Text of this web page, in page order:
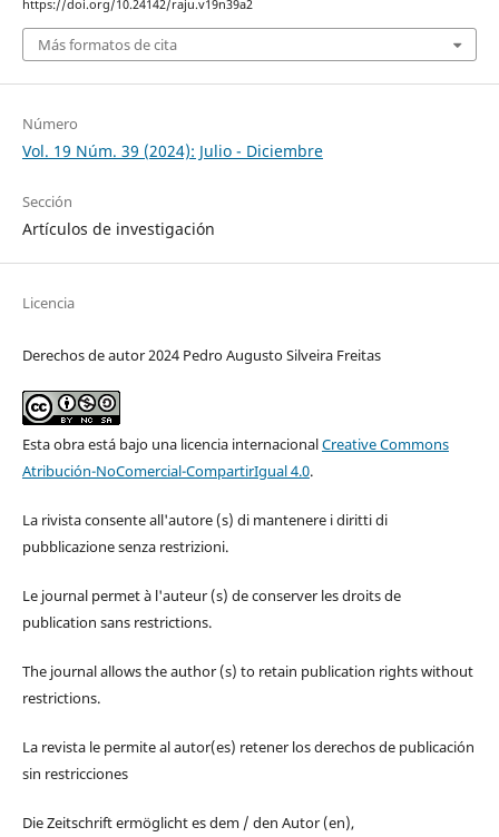
https://doi.org/10.24142/raju.v19n39a2
Más formatos de cita
Número
Vol. 19 Núm. 39 (2024): Julio - Diciembre
Sección
Artículos de investigación
Licencia
Derechos de autor 2024 Pedro Augusto Silveira Freitas
Esta obra está bajo una licencia internacionalCreative Commons
Atribución-NoComercial-CompartirIgual 4.0.
La rivista consente all'autore (s) di mantenere i diritti di
pubblicazione senza restrizioni.
Le journal permet à l'auteur (s) de conserver les droits de
publication sans restrictions.
The journal allows the author (s) to retain publication rights without
restrictions.
La revista le permite al autor(es) retener los derechos de publicación
sin restricciones
Die Zeitschrift ermöglicht es dem / den Autor (en),